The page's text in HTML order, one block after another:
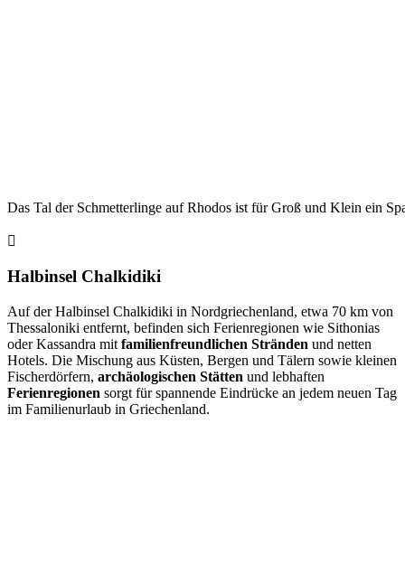
Das Tal der Schmetterlinge auf Rhodos ist für Groß und Klein ein
Halbinsel Chalkidiki
Auf der Halbinsel Chalkidiki in Nordgriechenland, etwa 70 km von
Thessaloniki entfernt, befinden sich Ferienregionen wie Sithonias
oder Kassandra mit familienfreundlichen Stränden und netten
Hotels. Die Mischung aus Küsten, Bergen und Tälern sowie kleinen
Fischerdörfern, archäologischen Stätten und lebhaften
Ferienregionen sorgt für spannende Eindrücke an jedem neuen Tag
im Familienurlaub in Griechenland.